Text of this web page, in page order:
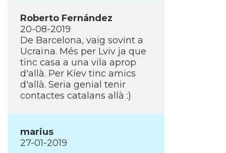
Roberto Fernández
20-08-2019
De Barcelona, vaig sovint a
Ucraïna. Més per Lviv ja que
tinc casa a una vila aprop
d'allà. Per Kí­ev tinc amics
d'allà. Seria genial tenir
contactes catalans allà :)
marius
27-01-2019